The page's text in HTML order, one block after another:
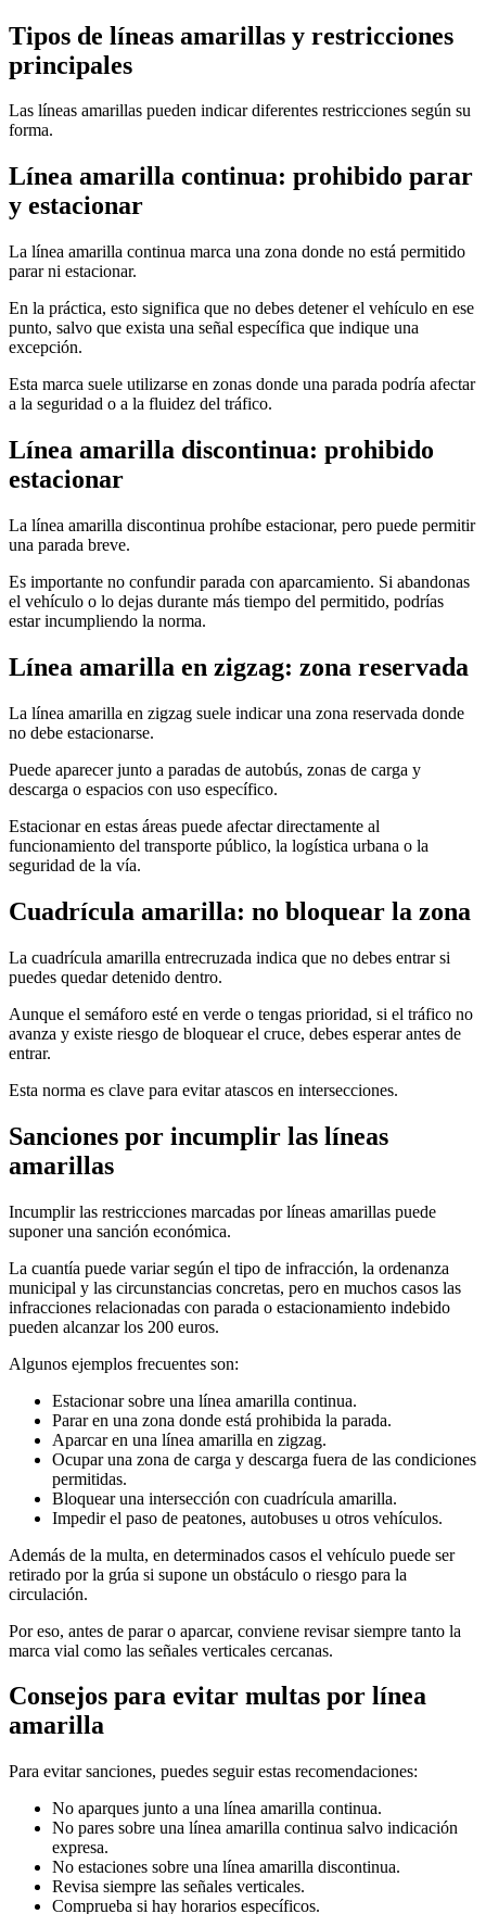
Tipos de líneas amarillas y restricciones
principales
Las líneas amarillas pueden indicar diferentes restricciones según su
forma.
Línea amarilla continua: prohibido parar
y estacionar
La línea amarilla continua marca una zona donde no está permitido
parar ni estacionar.
En la práctica, esto significa que no debes detener el vehículo en ese
punto, salvo que exista una señal específica que indique una
excepción.
Esta marca suele utilizarse en zonas donde una parada podría afectar
a la seguridad o a la fluidez del tráfico.
Línea amarilla discontinua: prohibido
estacionar
La línea amarilla discontinua prohíbe estacionar, pero puede permitir
una parada breve.
Es importante no confundir parada con aparcamiento. Si abandonas
el vehículo o lo dejas durante más tiempo del permitido, podrías
estar incumpliendo la norma.
Línea amarilla en zigzag: zona reservada
La línea amarilla en zigzag suele indicar una zona reservada donde
no debe estacionarse.
Puede aparecer junto a paradas de autobús, zonas de carga y
descarga o espacios con uso específico.
Estacionar en estas áreas puede afectar directamente al
funcionamiento del transporte público, la logística urbana o la
seguridad de la vía.
Cuadrícula amarilla: no bloquear la zona
La cuadrícula amarilla entrecruzada indica que no debes entrar si
puedes quedar detenido dentro.
Aunque el semáforo esté en verde o tengas prioridad, si el tráfico no
avanza y existe riesgo de bloquear el cruce, debes esperar antes de
entrar.
Esta norma es clave para evitar atascos en intersecciones.
Sanciones por incumplir las líneas
amarillas
Incumplir las restricciones marcadas por líneas amarillas puede
suponer una sanción económica.
La cuantía puede variar según el tipo de infracción, la ordenanza
municipal y las circunstancias concretas, pero en muchos casos las
infracciones relacionadas con parada o estacionamiento indebido
pueden alcanzar los 200 euros.
Algunos ejemplos frecuentes son:
Estacionar sobre una línea amarilla continua.
Parar en una zona donde está prohibida la parada.
Aparcar en una línea amarilla en zigzag.
Ocupar una zona de carga y descarga fuera de las condiciones
permitidas.
Bloquear una intersección con cuadrícula amarilla.
Impedir el paso de peatones, autobuses u otros vehículos.
Además de la multa, en determinados casos el vehículo puede ser
retirado por la grúa si supone un obstáculo o riesgo para la
circulación.
Por eso, antes de parar o aparcar, conviene revisar siempre tanto la
marca vial como las señales verticales cercanas.
Consejos para evitar multas por línea
amarilla
Para evitar sanciones, puedes seguir estas recomendaciones:
No aparques junto a una línea amarilla continua.
No pares sobre una línea amarilla continua salvo indicación
expresa.
No estaciones sobre una línea amarilla discontinua.
Revisa siempre las señales verticales.
Comprueba si hay horarios específicos.